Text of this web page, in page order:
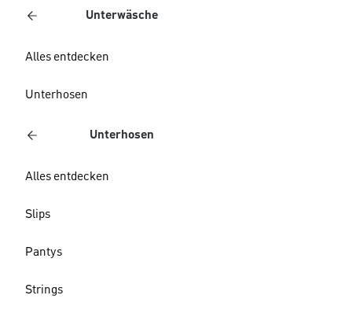
Unterwäsche
Alles entdecken
Unterhosen
Unterhosen
Alles entdecken
Slips
Pantys
Strings